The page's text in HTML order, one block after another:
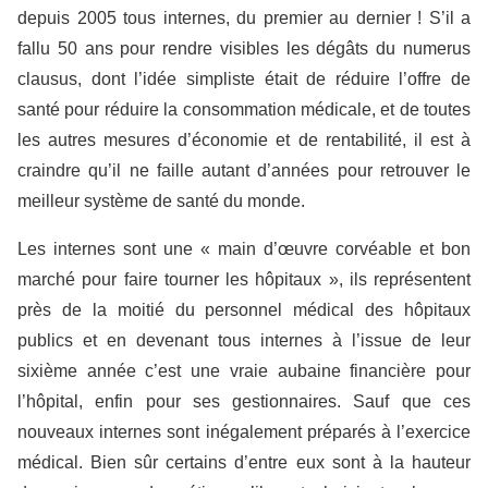
depuis 2005 tous internes, du premier au dernier ! S’il a
fallu 50 ans pour rendre visibles les dégâts du numerus
clausus, dont l’idée simpliste était de réduire l’offre de
santé pour réduire la consommation médicale, et de toutes
les autres mesures d’économie et de rentabilité, il est à
craindre qu’il ne faille autant d’années pour retrouver le
meilleur système de santé du monde.
Les internes sont une « main d’œuvre corvéable et bon
marché pour faire tourner les hôpitaux », ils représentent
près de la moitié du personnel médical des hôpitaux
publics et en devenant tous internes à l’issue de leur
sixième année c’est une vraie aubaine financière pour
l’hôpital, enfin pour ses gestionnaires. Sauf que ces
nouveaux internes sont inégalement préparés à l’exercice
médical. Bien sûr certains d’entre eux sont à la hauteur